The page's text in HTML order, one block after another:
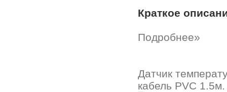
Краткое
Подробнее»
Датчик
кабель PVC 1.5м.